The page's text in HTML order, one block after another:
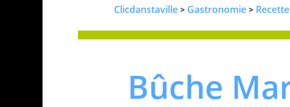
Clicdanstaville > Gastronomie >
Bûche